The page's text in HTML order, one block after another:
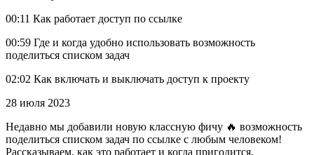
00:11 Как работает доступ по ссылке
00:59 Где и когда удобно использовать возможность
поделиться списком задач
02:02 Как включать и выключать доступ к проекту
28 июля 2023
Недавно мы добавили новую классную фичу 🔥 возможность
поделиться списком задач по ссылке с любым человеком!
Рассказываем, как это работает и когда пригодится.